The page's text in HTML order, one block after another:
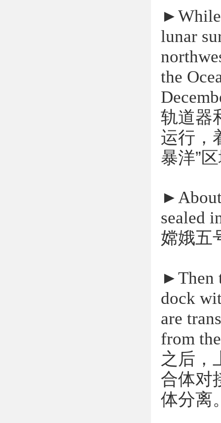
►
lunar
the
轨道器
运行，
暴洋”
►
sealed
嫦娥五
►Then
dock
are
from
之后，
合体对
体分离